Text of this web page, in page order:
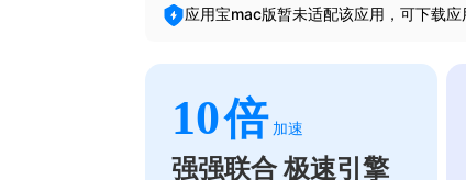
应用宝mac版暂未适配该应用，可下载
10倍 加速
强强联合 极速引擎